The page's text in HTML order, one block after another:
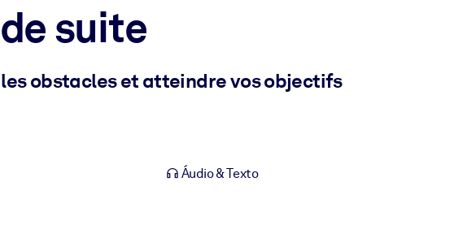
suite
obstacles et atteindre vos objectifs
Áudio & Texto